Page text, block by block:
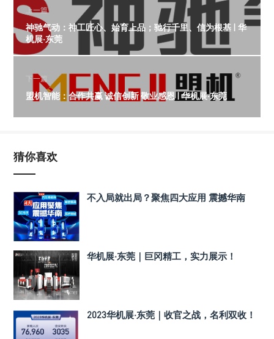
上一篇
神驰气动：神工匠心、始育上品；驰行千里、信为根基 | 华
机展·东莞
下一篇
盟机智能：合作共赢 诚信创新 敬业感恩 | 华机展·东莞
猜你喜欢
不入局就出局？聚焦四大应用 震撼华南
华机展·东莞｜巨冈精工，实力展示！
2023华机展·东莞｜收官之战，名利双收！